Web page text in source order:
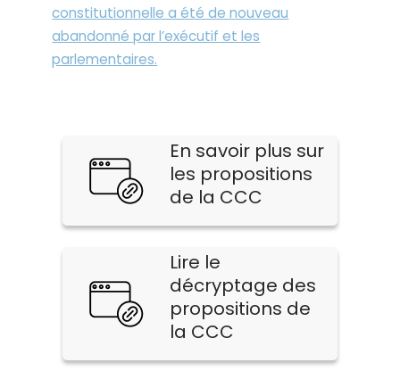
constitutionnelle a été de nouveau
abandonné par l’exécutif et les
parlementaires.
En savoir plus sur
les propositions
de la CCC
Lire le
décryptage des
propositions de
la CCC